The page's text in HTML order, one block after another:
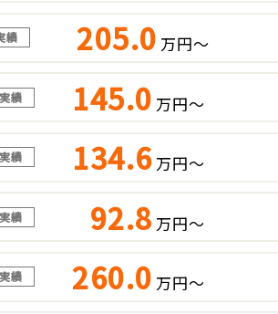
績 205.0 万円～
績 145.0 万円～
績 134.6 万円～
績 92.8 万円～
績 260.0 万円～